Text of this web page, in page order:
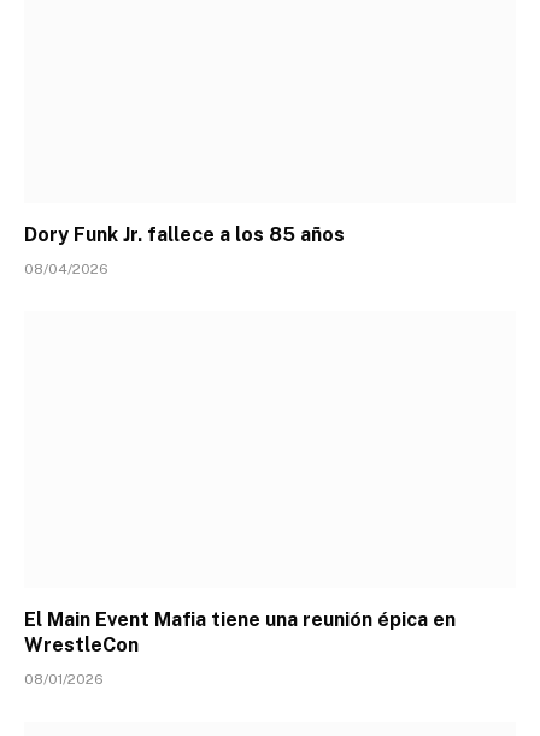
Dory Funk Jr. fallece a los 85 años
08/04/2026
El Main Event Mafia tiene una reunión épica en
WrestleCon
08/01/2026